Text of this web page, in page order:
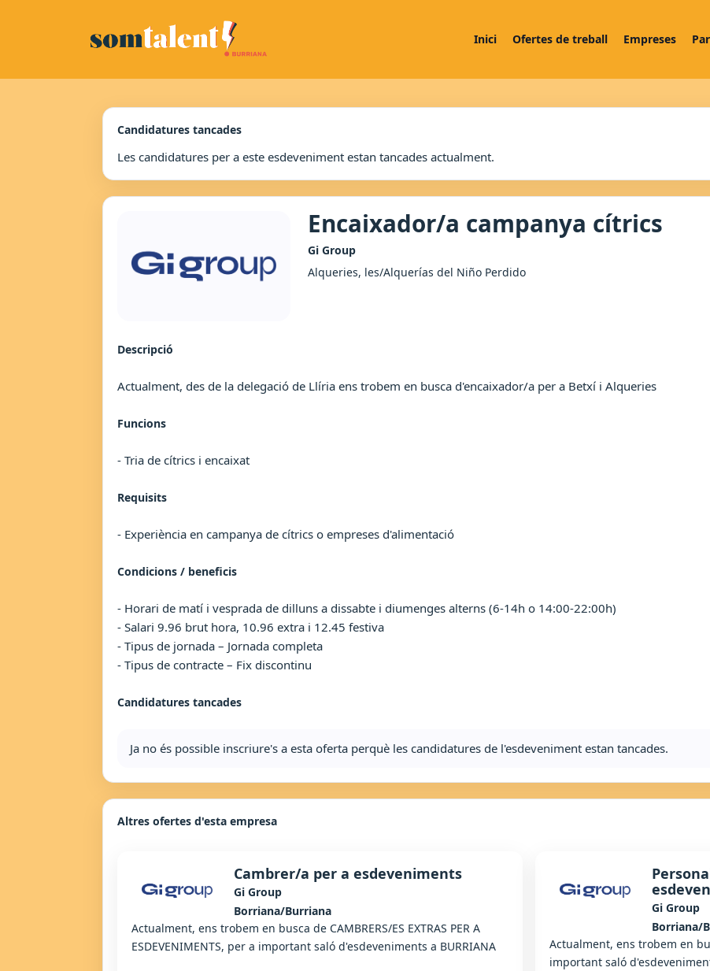
Inici Ofertes de treball Empreses
Candidatures tancades
Les candidatures per a este esdeveniment estan tancades actualment.
Encaixador/a campanya cítrics
Gi Group
Alqueries, les/Alquerías del Niño Perdido
Descripció
Actualment, des de la delegació de Llíria ens trobem en busca d'encaixador/a per a Betxí i Alqueries
Funcions
- Tria de cítrics i encaixat
Requisits
- Experiència en campanya de cítrics o empreses d'alimentació
Condicions / beneficis
- Horari de matí i vesprada de dilluns a dissabte i diumenges alterns (6-14h o 14:00-22:00h)
- Salari 9.96 brut hora, 10.96 extra i 12.45 festiva
- Tipus de jornada – Jornada completa
- Tipus de contracte – Fix discontinu
Candidatures tancades
Ja no és possible inscriure's a esta oferta perquè les candidatures de l'esdeveniment estan tancades.
Altres ofertes d'esta empresa
Cambrer/a per a esdeveniments
Gi Group
Borriana/Burriana
Actualment, ens trobem en busca de CAMBRERS/ES EXTRAS PER A
ESDEVENIMENTS, per a important saló d'esdeveniments a BURRIANA
Gi Group
Borriana/
Actualment, ens trobem en
important saló